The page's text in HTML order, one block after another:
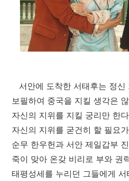
서안에 도착한 서태후는 정신
보필하여 중국을 지킬 생각은
자신의 지위를 지킬 궁리만 한
자신의 지위를 굳건히 할 필요
순무 한우헌과 서안 제일갑부
죽이 맞아 온갖 비리로 부와 권
태평성세를 누리던 그들에게